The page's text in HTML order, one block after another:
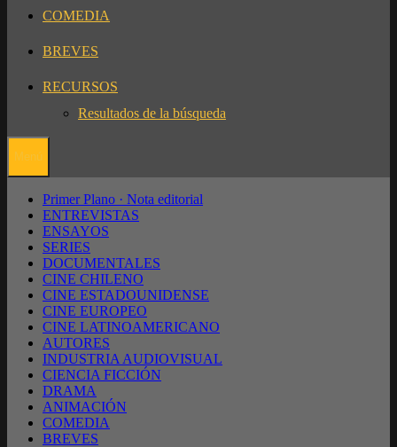
COMEDIA
BREVES
RECURSOS
Resultados de la búsqueda
Menú
Primer Plano · Nota editorial
ENTREVISTAS
ENSAYOS
SERIES
DOCUMENTALES
CINE CHILENO
CINE ESTADOUNIDENSE
CINE EUROPEO
CINE LATINOAMERICANO
AUTORES
INDUSTRIA AUDIOVISUAL
CIENCIA FICCIÓN
DRAMA
ANIMACIÓN
COMEDIA
BREVES